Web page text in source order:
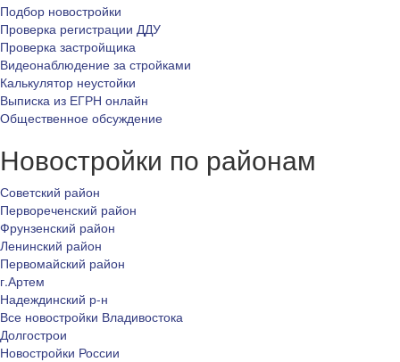
Подбор новостройки
Проверка регистрации ДДУ
Проверка застройщика
Видеонаблюдение за стройками
Калькулятор неустойки
Выписка из ЕГРН онлайн
Общественное обсуждение
Новостройки по районам
Советский район
Первореченский район
Фрунзенский район
Ленинский район
Первомайский район
г.Артем
Надеждинский р-н
Все новостройки Владивостока
Долгострои
Новостройки России